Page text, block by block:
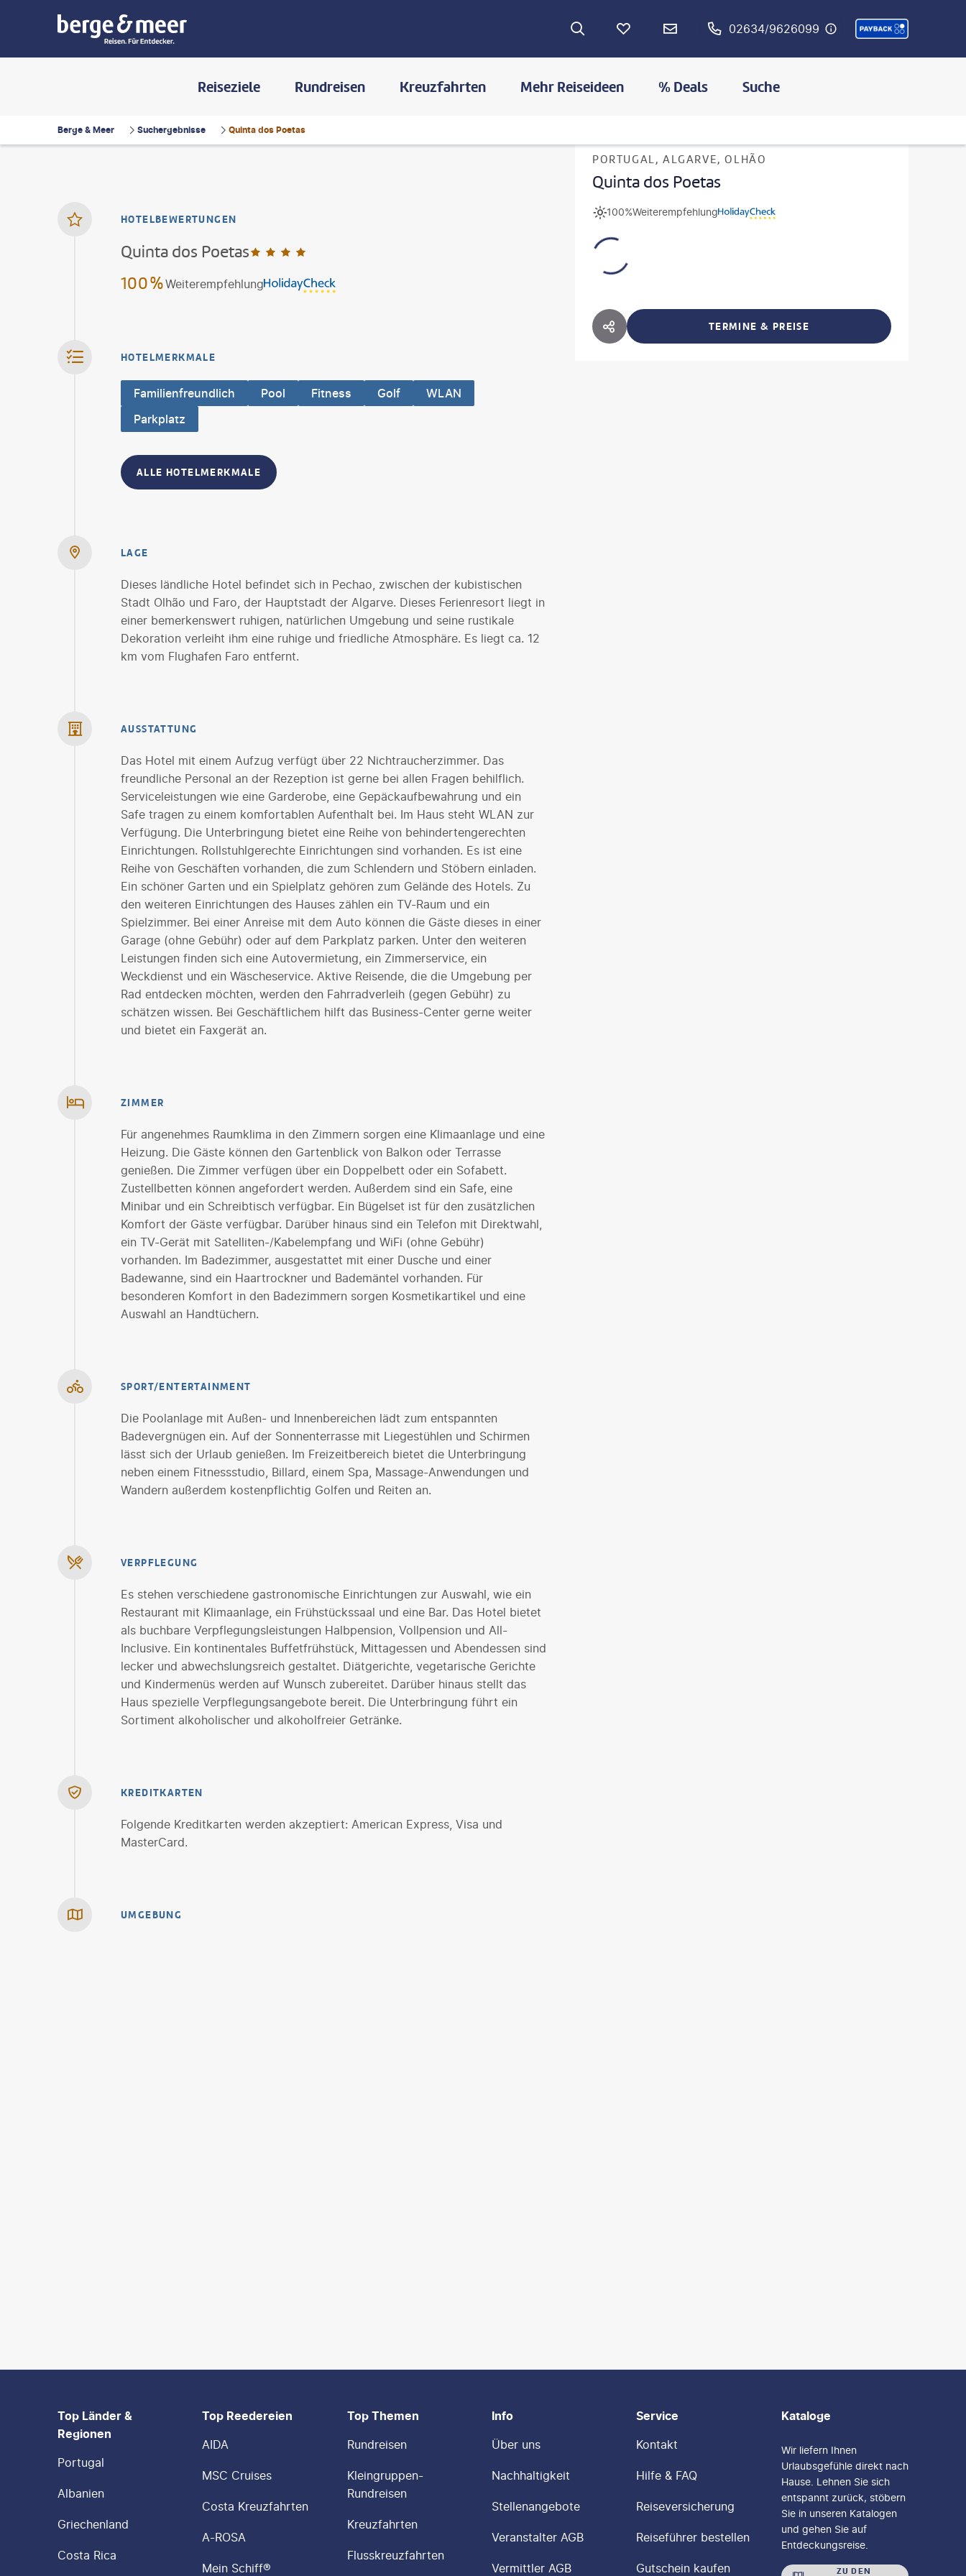
02634/9626099
Reiseziele Rundreisen Kreuzfahrten Mehr Reiseideen % Deals Suche
Berge & Meer Suchergebnisse Quinta dos Poetas
PORTUGAL, ALGARVE, OLHÃO
Quinta dos Poetas
Weiterempfehlung
100%
HOTEL TEILEN TERMINE & PREISE
HOTELBEWERTUNGEN
Quinta dos Poetas
Weiterempfehlung
100%
HOTELMERKMALE
Familienfreundlich Pool Fitness Golf
WLAN
Parkplatz
ALLE HOTELMERKMALE
LAGE
Dieses ländliche Hotel befindet sich in Pechao, zwischen der kubistischen
Stadt Olhão und Faro, der Hauptstadt der Algarve. Dieses Ferienresort liegt in
einer bemerkenswert ruhigen, natürlichen Umgebung und seine rustikale
Dekoration verleiht ihm eine ruhige und friedliche Atmosphäre. Es liegt ca. 12
km vom Flughafen Faro entfernt.
AUSSTATTUNG
Das Hotel mit einem Aufzug verfügt über 22 Nichtraucherzimmer. Das
freundliche Personal an der Rezeption ist gerne bei allen Fragen behilflich.
Serviceleistungen wie eine Garderobe, eine Gepäckaufbewahrung und ein
Safe tragen zu einem komfortablen Aufenthalt bei. Im Haus steht WLAN zur
Verfügung. Die Unterbringung bietet eine Reihe von behindertengerechten
Einrichtungen. Rollstuhlgerechte Einrichtungen sind vorhanden. Es ist eine
Reihe von Geschäften vorhanden, die zum Schlendern und Stöbern einladen.
Ein schöner Garten und ein Spielplatz gehören zum Gelände des Hotels. Zu
den weiteren Einrichtungen des Hauses zählen ein TV-Raum und ein
Spielzimmer. Bei einer Anreise mit dem Auto können die Gäste dieses in einer
Garage (ohne Gebühr) oder auf dem Parkplatz parken. Unter den weiteren
Leistungen finden sich eine Autovermietung, ein Zimmerservice, ein
Weckdienst und ein Wäscheservice. Aktive Reisende, die die Umgebung per
Rad entdecken möchten, werden den Fahrradverleih (gegen Gebühr) zu
schätzen wissen. Bei Geschäftlichem hilft das Business-Center gerne weiter
und bietet ein Faxgerät an.
ZIMMER
Für angenehmes Raumklima in den Zimmern sorgen eine Klimaanlage und eine
Heizung. Die Gäste können den Gartenblick von Balkon oder Terrasse
genießen. Die Zimmer verfügen über ein Doppelbett oder ein Sofabett.
Zustellbetten können angefordert werden. Außerdem sind ein Safe, eine
Minibar und ein Schreibtisch verfügbar. Ein Bügelset ist für den zusätzlichen
Komfort der Gäste verfügbar. Darüber hinaus sind ein Telefon mit Direktwahl,
ein TV-Gerät mit Satelliten-/Kabelempfang und WiFi (ohne Gebühr)
vorhanden. Im Badezimmer, ausgestattet mit einer Dusche und einer
Badewanne, sind ein Haartrockner und Bademäntel vorhanden. Für
besonderen Komfort in den Badezimmern sorgen Kosmetikartikel und eine
Auswahl an Handtüchern.
SPORT/ENTERTAINMENT
Die Poolanlage mit Außen- und Innenbereichen lädt zum entspannten
Badevergnügen ein. Auf der Sonnenterrasse mit Liegestühlen und Schirmen
lässt sich der Urlaub genießen. Im Freizeitbereich bietet die Unterbringung
neben einem Fitnessstudio, Billard, einem Spa, Massage-Anwendungen und
Wandern außerdem kostenpflichtig Golfen und Reiten an.
VERPFLEGUNG
Es stehen verschiedene gastronomische Einrichtungen zur Auswahl, wie ein
Restaurant mit Klimaanlage, ein Frühstückssaal und eine Bar. Das Hotel bietet
als buchbare Verpflegungsleistungen Halbpension, Vollpension und All-
Inclusive. Ein kontinentales Buffetfrühstück, Mittagessen und Abendessen sind
lecker und abwechslungsreich gestaltet. Diätgerichte, vegetarische Gerichte
und Kindermenüs werden auf Wunsch zubereitet. Darüber hinaus stellt das
Haus spezielle Verpflegungsangebote bereit. Die Unterbringung führt ein
Sortiment alkoholischer und alkoholfreier Getränke.
KREDITKARTEN
Folgende Kreditkarten werden akzeptiert: American Express, Visa und
MasterCard.
UMGEBUNG
Footer navigation
Top Länder &
Regionen
Portugal
Albanien
Griechenland
Costa Rica
Top Reedereien
AIDA
MSC Cruises
Costa Kreuzfahrten
A-ROSA
Mein Schiff®
Top Themen
Rundreisen
Kleingruppen-
Rundreisen
Kreuzfahrten
Flusskreuzfahrten
Info
Über uns
Nachhaltigkeit
Stellenangebote
Veranstalter AGB
Vermittler AGB
Service
Kontakt
Hilfe & FAQ
Reiseversicherung
Reiseführer bestellen
Gutschein kaufen
Kataloge
Wir liefern Ihnen
Urlaubsgefühle direkt nach
Hause. Lehnen Sie sich
entspannt zurück, stöbern
Sie in unseren Katalogen
und gehen Sie auf
Entdeckungsreise.
ZU DEN